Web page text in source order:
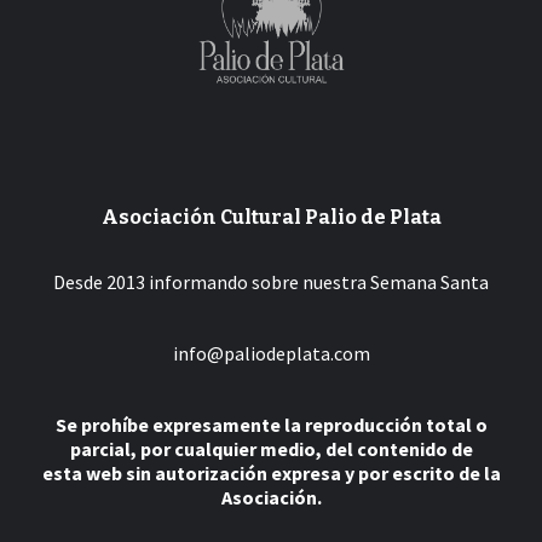
Asociación Cultural Palio de Plata
Desde 2013 informando sobre nuestra Semana Santa
info@paliodeplata.com
Se prohíbe expresamente la reproducción total o
parcial, por cualquier medio, del contenido de
esta web sin autorización expresa y por escrito de la
Asociación.